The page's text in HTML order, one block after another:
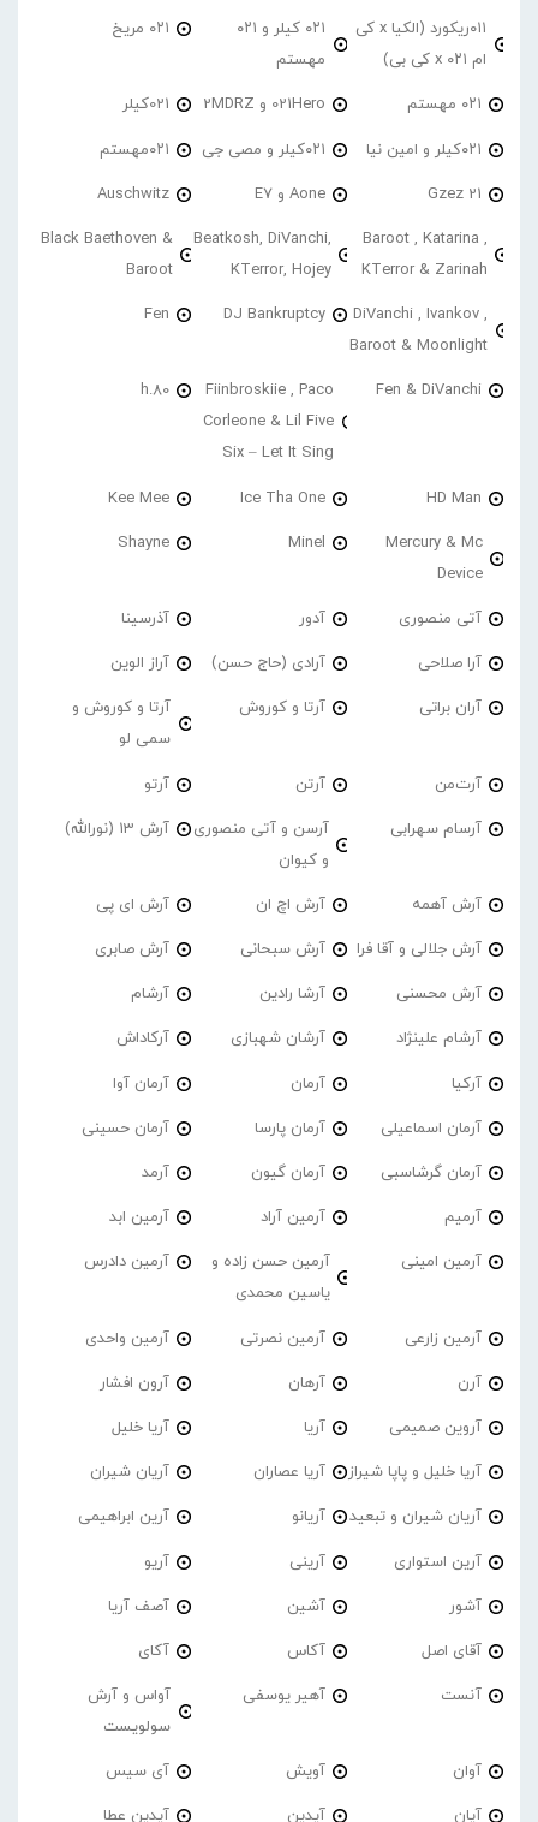
۰۱۱ریکورد (الکیا x کی
ام ۰۲۱ x کی بی)
۰۲۱ کیلر و ۰۲۱
مهستم
۰۲۱ مریخ
۰۲۱ مهستم 021Hero و 2MDRZ 021کیلر
۰۲۱کیلر و امین نیا ۰۲۱کیلر و مصی جی ۰۲۱مهستم
21 Gzez Aone و E7 Auschwitz
Baroot , Katarina ,
KTerror & Zarinah
Beatkosh, DiVanchi,
KTerror, Hojey
Black Baethoven &
Baroot
DiVanchi , Ivankov ,
Baroot & Moonlight
DJ Bankruptcy
Fen
Fen & DiVanchi
Fiinbroskiie , Paco
Corleone & Lil Five
Six – Let It Sing
h.80
HD Man
Ice Tha One
Kee Mee
Mercury & Mc
Device
Minel
Shayne
آتی منصوری آدور آذرسینا
آرا صلاحی آرادی (حاج حسن) آراز الوین
آران براتی آرتا و کوروش
آرتا و کوروش و
سمی لو
آرت‌من آرتن آرتو
آرسام سهرابی
آرسن و آتی منصوری
و کیوان
آرش 13 (نورالله)
آرش آهمه آرش اچ ان آرش ای پی
آرش جلالی و آقا فرا آرش سبحانی آرش صابری
آرش محسنی آرشا رادین آرشام
آرشام علینژاد آرشان شهبازی آرکاداش
آرکیا آرمان آرمان آوا
آرمان اسماعیلی آرمان پارسا آرمان حسینی
آرمان گرشاسبی آرمان گیون آرمد
آرمیم آرمین آراد آرمین ابد
آرمین امینی
آرمین حسن زاده و
یاسین محمدی
آرمین دادرس
آرمین زارعی آرمین نصرتی آرمین واحدی
آرن آرهان آرون افشار
آروین صمیمی آریا آریا خلیل
آریا خلیل و پاپا شیراز آریا عصاران آریان شیران
آریان شیران و تبعید آریانو آرین ابراهیمی
آرین استواری آرینی آریو
آشور آشین آصف آریا
آقای اصل آکاس آکای
آنست آهیر یوسفی
آواس و آرش
سولویست
آوان آویش آی سیس
آیان آیدین آیدین عطا